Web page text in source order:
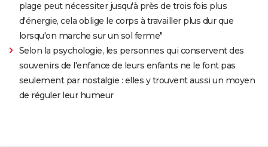
plage peut nécessiter jusqu'à près de trois fois plus
d'énergie, cela oblige le corps à travailler plus dur que
lorsqu'on marche sur un sol ferme"
Selon la psychologie, les personnes qui conservent des
souvenirs de l'enfance de leurs enfants ne le font pas
seulement par nostalgie : elles y trouvent aussi un moyen
de réguler leur humeur